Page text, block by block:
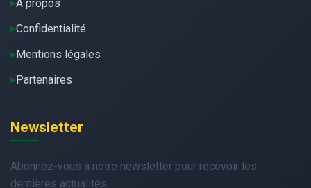
À propos
Confidentialité
Mentions légales
Partenaires
Newsletter
Abonnez-vous à notre newsletter pour recevoir les
dernières actualités.